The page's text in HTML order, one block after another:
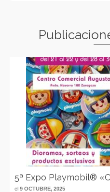
5ª Expo Playmobil®
el 9 OCTUBRE, 2025